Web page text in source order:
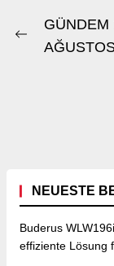
Beitrags-
Previous
GÜNDEM
NEUESTE
Buderus
effiziente Lösung